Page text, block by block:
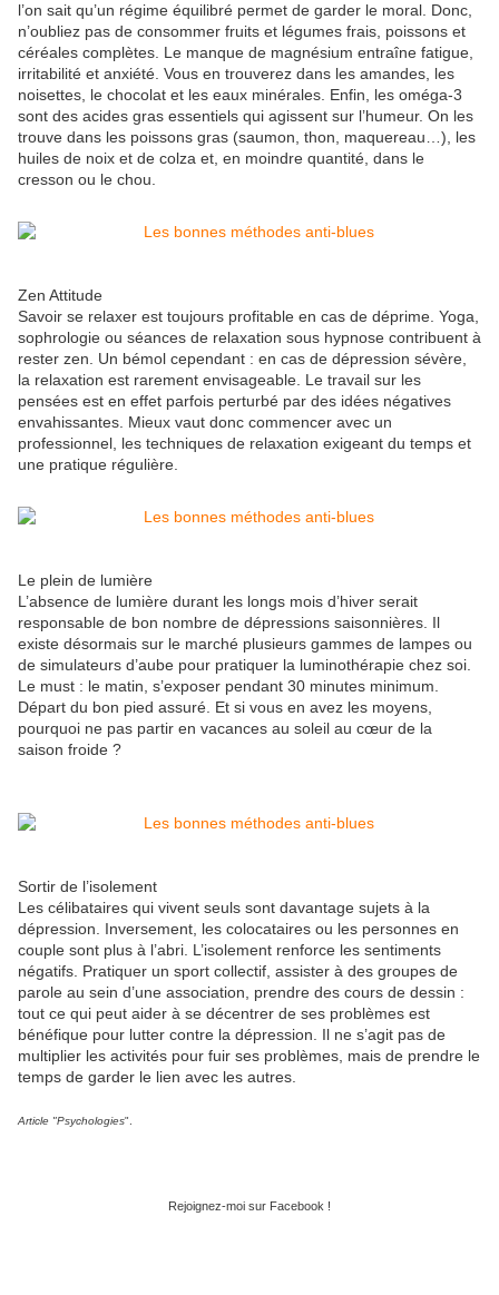
l’on sait qu’un régime équilibré permet de garder le moral. Donc,
n’oubliez pas de consommer fruits et légumes frais, poissons et
céréales complètes. Le manque de magnésium entraîne fatigue,
irritabilité et anxiété. Vous en trouverez dans les amandes, les
noisettes, le chocolat et les eaux minérales. Enfin, les oméga-3
sont des acides gras essentiels qui agissent sur l’humeur. On les
trouve dans les poissons gras (saumon, thon, maquereau…), les
huiles de noix et de colza et, en moindre quantité, dans le
cresson ou le chou.
Zen Attitude
Savoir se relaxer est toujours profitable en cas de déprime. Yoga,
sophrologie ou séances de relaxation sous hypnose contribuent à
rester zen. Un bémol cependant : en cas de dépression sévère,
la relaxation est rarement envisageable. Le travail sur les
pensées est en effet parfois perturbé par des idées négatives
envahissantes. Mieux vaut donc commencer avec un
professionnel, les techniques de relaxation exigeant du temps et
une pratique régulière.
Le plein de lumière
L’absence de lumière durant les longs mois d’hiver serait
responsable de bon nombre de dépressions saisonnières. Il
existe désormais sur le marché plusieurs gammes de lampes ou
de simulateurs d’aube pour pratiquer la luminothérapie chez soi.
Le must : le matin, s’exposer pendant 30 minutes minimum.
Départ du bon pied assuré. Et si vous en avez les moyens,
pourquoi ne pas partir en vacances au soleil au cœur de la
saison froide ?
Sortir de l’isolement
Les célibataires qui vivent seuls sont davantage sujets à la
dépression. Inversement, les colocataires ou les personnes en
couple sont plus à l’abri. L’isolement renforce les sentiments
négatifs. Pratiquer un sport collectif, assister à des groupes de
parole au sein d’une association, prendre des cours de dessin :
tout ce qui peut aider à se décentrer de ses problèmes est
bénéfique pour lutter contre la dépression. Il ne s’agit pas de
multiplier les activités pour fuir ses problèmes, mais de prendre le
temps de garder le lien avec les autres.
Article "Psychologies".
Rejoignez-moi sur Facebook !